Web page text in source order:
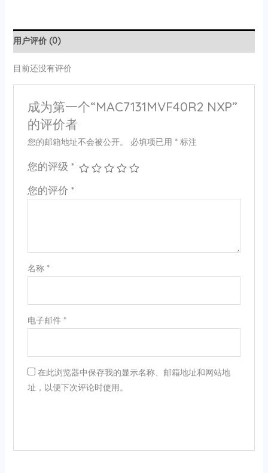
用户评价 (0)
目前还没有评价
成为第一个“MAC7131MVF40R2 NXP”
的评价者
您的邮箱地址不会被公开。 必填项已用 *标注
您的评级 *
您的评价 *
名称 *
电子邮件 *
在此浏览器中保存我的显示名称、邮箱地址和网站地
址，以便下次评论时使用。